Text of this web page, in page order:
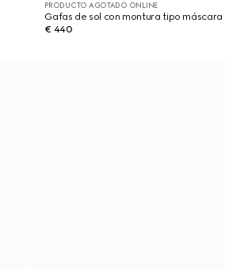
PRODUCTO AGOTADO ONLINE
Gafas de sol con montura tipo máscara
€ 440